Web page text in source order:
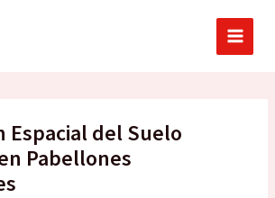
Espacial del Suelo
Pabellones